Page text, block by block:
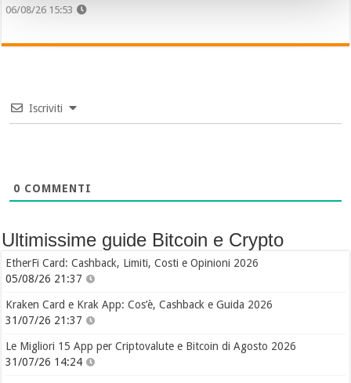
06/08/26 15:53
Iscriviti
0 COMMENTI
Ultimissime guide Bitcoin e Crypto
EtherFi Card: Cashback, Limiti, Costi e Opinioni 2026
05/08/26 21:37
Kraken Card e Krak App: Cos’è, Cashback e Guida 2026
31/07/26 21:37
Le Migliori 15 App per Criptovalute e Bitcoin di Agosto 2026
31/07/26 14:24